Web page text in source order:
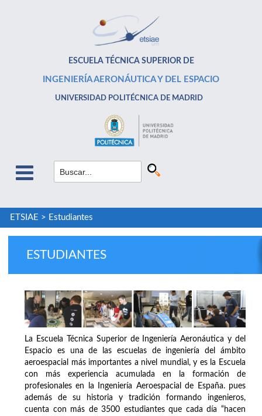
ESCUELA TÉCNICA SUPERIOR DE
INGENIERÍA AERONÁUTICA Y DEL ESPACIO
UNIVERSIDAD POLITÉCNICA DE MADRID
ETSIAE > Estudiantes
ESTUDIANTES
La Escuela Técnica Superior de Ingeniería Aeronáutica y del
Espacio es una de las escuelas de ingeniería del ámbito
aeroespacial más importantes a nivel mundial, y es la Escuela
con más experiencia acumulada en la formación de
profesionales en la Ingeniería Aeroespacial de España. pues
además de su historia y tradición formando ingenieros,
cuenta con más de 3500 estudiantes que cada día “hacen